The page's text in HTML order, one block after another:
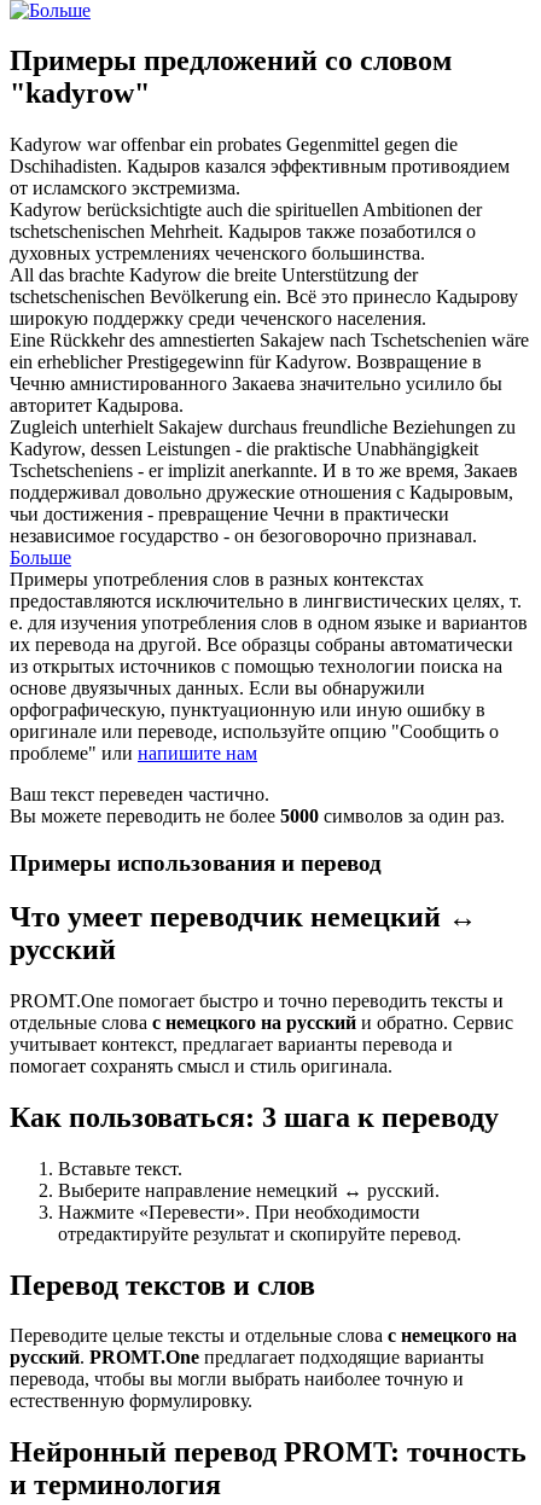
Примеры предложений со словом
"kadyrow"
Kadyrow war offenbar ein probates Gegenmittel gegen die
Dschihadisten. Кадыров казался эффективным противоядием
от исламского экстремизма.
Kadyrow berücksichtigte auch die spirituellen Ambitionen der
tschetschenischen Mehrheit. Кадыров также позаботился о
духовных устремлениях чеченского большинства.
All das brachte Kadyrow die breite Unterstützung der
tschetschenischen Bevölkerung ein. Всё это принесло Кадырову
широкую поддержку среди чеченского населения.
Eine Rückkehr des amnestierten Sakajew nach Tschetschenien wäre
ein erheblicher Prestigegewinn fürKadyrow. Возвращение в
Чечню амнистированного Закаева значительно усилило бы
авторитет Кадырова.
Zugleich unterhielt Sakajew durchaus freundliche Beziehungen zu
Kadyrow, dessen Leistungen - die praktische Unabhängigkeit
Tschetscheniens - er implizit anerkannte. И в то же время, Закаев
поддерживал довольно дружеские отношения с Кадыровым,
чьи достижения - превращение Чечни в практически
независимое государство - он безоговорочно признавал.
Больше
Примеры употребления слов в разных контекстах
предоставляются исключительно в лингвистических целях, т.
е. для изучения употребления слов в одном языке и вариантов
их перевода на другой. Все образцы собраны автоматически
из открытых источников с помощью технологии поиска на
основе двуязычных данных. Если вы обнаружили
орфографическую, пунктуационную или иную ошибку в
оригинале или переводе, используйте опцию "Сообщить о
проблеме" или напишите нам
Ваш текст переведен частично.
Вы можете переводить не более 5000 символов за один раз.
Примеры использования и перевод
Что умеет переводчик немецкий ↔
русский
PROMT.One помогает быстро и точно переводить тексты и
отдельные слова с немецкого на русский и обратно. Сервис
учитывает контекст, предлагает варианты перевода и
помогает сохранять смысл и стиль оригинала.
Как пользоваться: 3 шага к переводу
Вставьте текст.
Выберите направление немецкий ↔ русский.
Нажмите «Перевести». При необходимости
отредактируйте результат и скопируйте перевод.
Перевод текстов и слов
Переводите целые тексты и отдельные слова с немецкого на
русский. PROMT.One предлагает подходящие варианты
перевода, чтобы вы могли выбрать наиболее точную и
естественную формулировку.
Нейронный перевод PROMT: точность
и терминология